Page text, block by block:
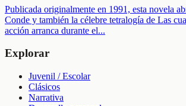
Publicada originalmente en 1991, esta novela
Conde y también la célebre tetralogía de Las
acción arranca durante el...
Explorar
Juvenil / Escolar
Clásicos
Narrativa